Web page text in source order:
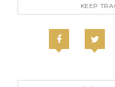
KEEP